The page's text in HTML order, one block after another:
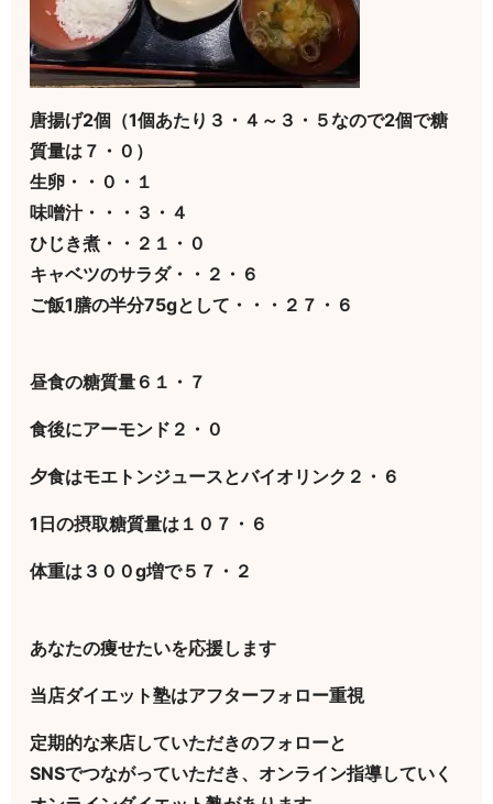
唐揚げ2個（1個あたり３・４～３・５なので2個で糖
質量は７・０）
生卵・・０・１
味噌汁・・・３・４
ひじき煮・・２１・０
キャベツのサラダ・・２・６
ご飯1膳の半分75gとして・・・２７・６
昼食の糖質量６１・７
食後にアーモンド２・０
夕食はモエトンジュースとバイオリンク２・６
1日の摂取糖質量は１０７・６
体重は３００g増で５７・２
あなたの痩せたいを応援します
当店ダイエット塾はアフターフォロー重視
定期的な来店していただきのフォローと
SNSでつながっていただき、オンライン指導していく